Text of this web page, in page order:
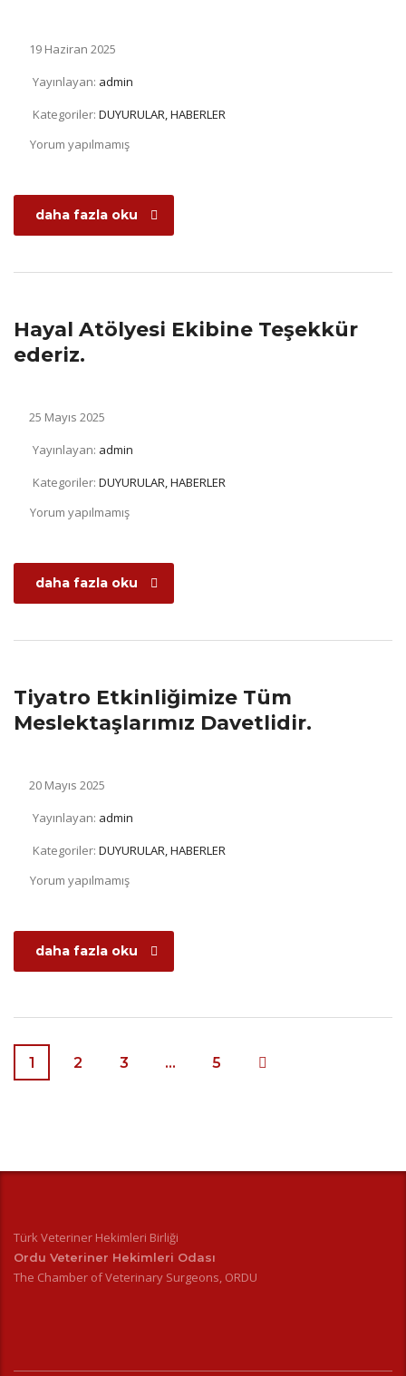
19 Haziran 2025
Yayınlayan: admin
Kategoriler: DUYURULAR, HABERLER
Yorum yapılmamış
daha fazla oku
Hayal Atölyesi Ekibine Teşekkür
ederiz.
25 Mayıs 2025
Yayınlayan: admin
Kategoriler: DUYURULAR, HABERLER
Yorum yapılmamış
daha fazla oku
Tiyatro Etkinliğimize Tüm
Meslektaşlarımız Davetlidir.
20 Mayıs 2025
Yayınlayan: admin
Kategoriler: DUYURULAR, HABERLER
Yorum yapılmamış
daha fazla oku
1 2 3 … 5
Türk Veteriner Hekimleri Birliği
Ordu Veteriner Hekimleri Odası
The Chamber of Veterinary Surgeons, ORDU